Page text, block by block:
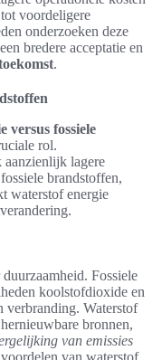
voordeligere
onderzoeken deze
bredere acceptatie en
.
versus fossiele
rol.
aanzienlijk lagere
brandstoffen,
waterstof energie
Fossiele
koolstofdioxide en
verbranding. Waterstof
bronnen,
van emissies
van waterstof,